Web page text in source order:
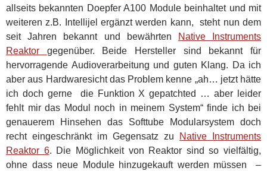
allseits bekannten Doepfer A100 Module beinhaltet und mit
weiteren z.B. Intellijel ergänzt werden kann, steht nun dem
seit Jahren bekannt und bewährten
Native Instruments
Reaktor gegenüber. Beide Hersteller sind bekannt für
hervorragende Audioverarbeitung und guten Klang. Da ich
aber aus Hardwaresicht das Problem kenne „ah… jetzt hätte
ich doch gerne die Funktion X gepatchted … aber leider
fehlt mir das Modul noch in meinem System“ finde ich bei
genauerem Hinsehen das Softtube Modularsystem doch
recht eingeschränkt im Gegensatz zu
Native Instruments
Reaktor 6. Die Möglichkeit von Reaktor sind so vielfältig,
ohne dass neue Module hinzugekauft werden müssen –